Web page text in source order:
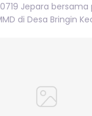
Jepara bersama
di Desa Bringin